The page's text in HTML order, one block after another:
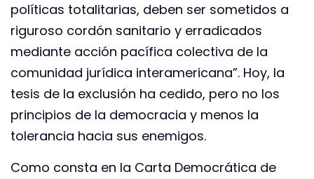
políticas totalitarias, deben ser sometidos a
riguroso cordón sanitario y erradicados
mediante acción pacífica colectiva de la
comunidad jurídica interamericana”. Hoy, la
tesis de la exclusión ha cedido, pero no los
principios de la democracia y menos la
tolerancia hacia sus enemigos.
Como consta en la Carta Democrática de